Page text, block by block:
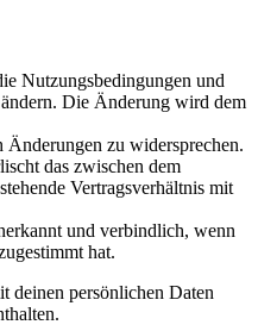
Nutzungsbedingungen und
Die Änderung wird dem
zu widersprechen.
das zwischen dem
Vertragsverhältnis mit
und verbindlich, wenn
hat.
deinen persönlichen Daten